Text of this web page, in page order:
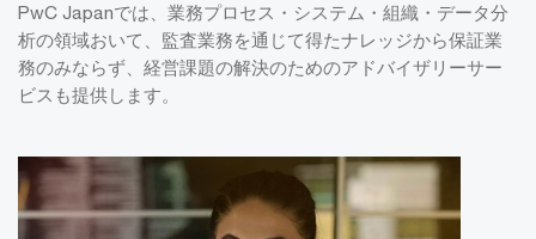
PwC Japanでは、業務プロセス・システム・組織・データ分
析の領域おいて、監査業務を通じて得たナレッジから保証業
務のみならず、経営課題の解決のためのアドバイザリーサー
ビスも提供します。